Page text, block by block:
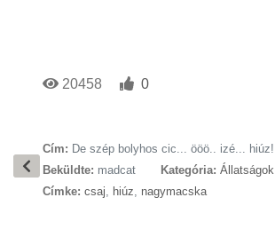
20458
0
Cím: De szép bolyhos cic... ööö.. izé... hiúz!
Beküldte: madcat Kategória: Állatságok
Címke: csaj, hiúz, nagymacska